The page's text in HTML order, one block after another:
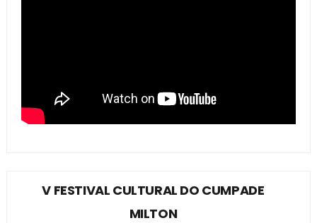
V FESTIVAL CULTURAL DO CUMPADE
MILTON